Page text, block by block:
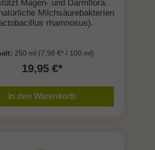
Magen- und Darmflora.
Milchsäurebakterien
rhamnosus).
250 ml (7,98 €* / 100 ml)
19,95 €*
In den Warenkorb